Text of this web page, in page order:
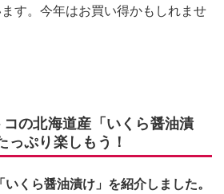
す。今年はお買い得かもしれませ
の北海道産「いくら醤油漬
っぷり楽しもう！
くら醤油漬け」を紹介しました。